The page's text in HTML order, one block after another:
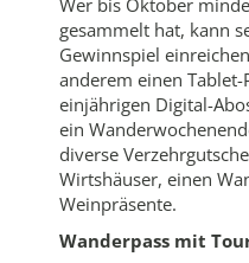
gesammelt hat, kann
Gewinnspiel
anderem einen Tablet-
einjährigen Digital-
ein
diverse
Wirtshäuser, einen
Weinpräsente.
Wanderpass mit